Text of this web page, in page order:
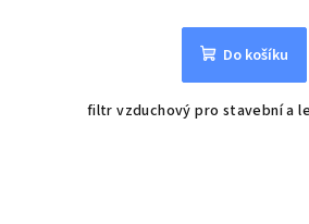
Do košíku
filtr vzduchový pro stavební a